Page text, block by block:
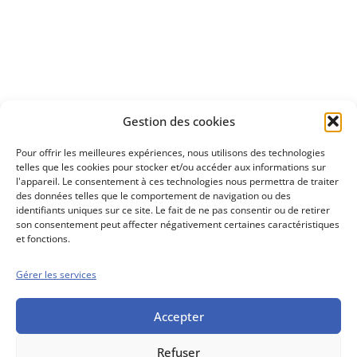
Gestion des cookies
Pour offrir les meilleures expériences, nous utilisons des technologies
telles que les cookies pour stocker et/ou accéder aux informations sur
l'appareil. Le consentement à ces technologies nous permettra de traiter
des données telles que le comportement de navigation ou des
identifiants uniques sur ce site. Le fait de ne pas consentir ou de retirer
son consentement peut affecter négativement certaines caractéristiques
et fonctions.
Gérer les services
Accepter
Refuser
Découvrez
Conseils boursiers depuis 1952
Propos Utiles est
une publication